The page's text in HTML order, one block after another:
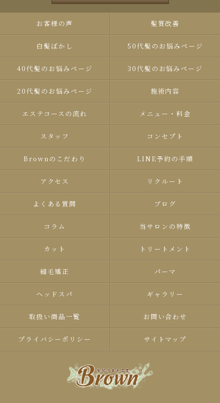
お客様の声 髪質改善
白髪ぼかし 50代髪のお悩みページ
40代髪のお悩みページ 30代髪のお悩みページ
20代髪のお悩みページ 施術内容
エステコースの流れ メニュー・料金
スタッフ コンセプト
Brown​のこだわり LINE予約の手順
アクセス リクルート
よくある質問 ブログ
コラム 当サロンの特徴
カット トリートメント
縮毛矯正 パーマ
ヘッドスパ ギャラリー
取扱い商品一覧 お問い合わせ
プライバシーポリシー サイトマップ